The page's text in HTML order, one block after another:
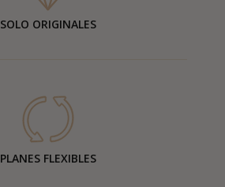
SOLO ORIGINALES
PLANES FLEXIBLES